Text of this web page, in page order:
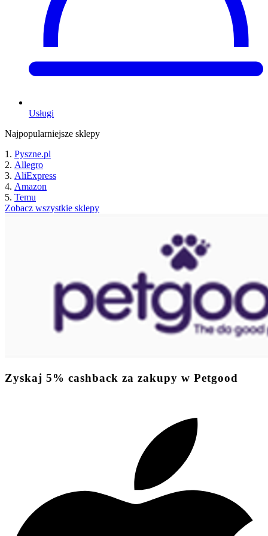
Usługi
Najpopularniejsze sklepy
Pyszne.pl
Allegro
AliExpress
Amazon
Temu
Zobacz wszystkie sklepy
Zyskaj 5% cashback za zakupy w Petgood